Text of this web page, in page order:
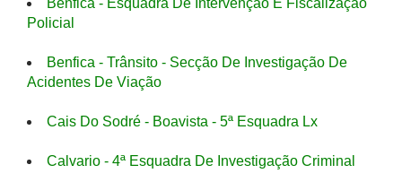
Benfica - Esquadra De Intervenção E Fiscalização
Policial
Benfica - Trânsito - Secção De Investigação De
Acidentes De Viação
Cais Do Sodré - Boavista - 5ª Esquadra Lx
Calvario - 4ª Esquadra De Investigação Criminal